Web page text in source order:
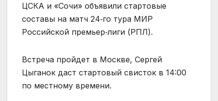
ЦСКА и «Сочи» объявили стартовые
составы на матч 24‑го тура МИР
Российской премьер‑лиги (РПЛ).
Встреча пройдет в Москве, Сергей
Цыганок даст стартовый свисток в 14:00
по местному времени.